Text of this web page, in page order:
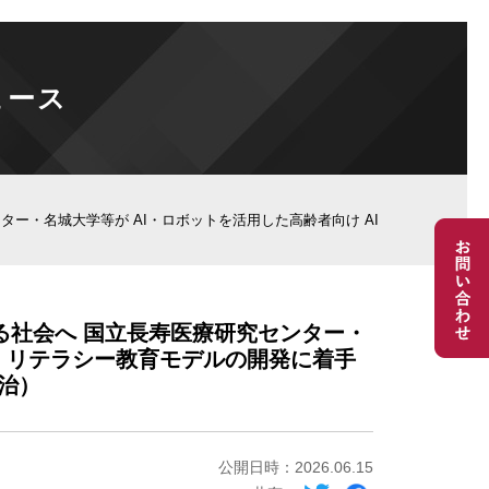
ス
ー・名城大学等が AI・ロボットを活用した高齢者向け AI
会へ 国立長寿医療研究センター・
テラシー教育モデルの開発に着手
）
公開日時：2026.06.15